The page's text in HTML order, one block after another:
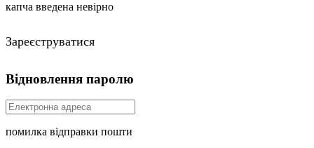
капча введена невірно
Зареєструватися
Відновлення паролю
помилка відправки пошти